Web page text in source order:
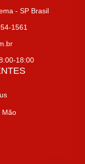
- SP Brasil
1561
18:00
Mão